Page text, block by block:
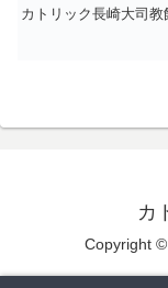
カトリック長崎大司教
カ
Copyright